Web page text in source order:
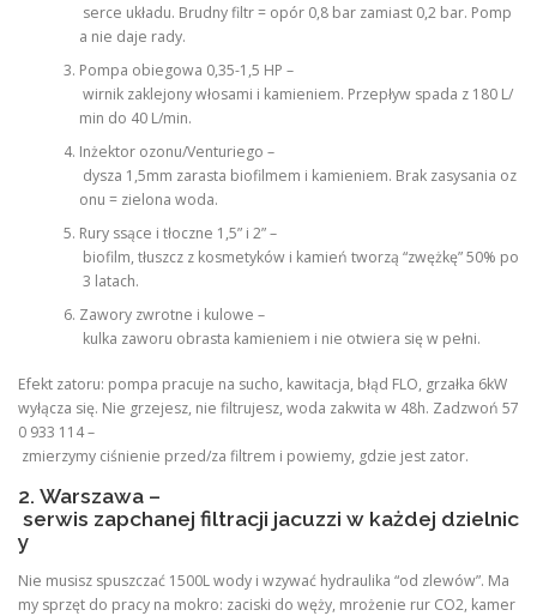
serce układu. Brudny filtr = opór 0,8 bar zamiast 0,2 bar. Pomp
a nie daje rady.
Pompa obiegowa 0,35-1,5 HP –
wirnik zaklejony włosami i kamieniem. Przepływ spada z 180 L/
min do 40 L/min.
Inżektor ozonu/Venturiego –
dysza 1,5mm zarasta biofilmem i kamieniem. Brak zasysania oz
onu = zielona woda.
Rury ssące i tłoczne 1,5” i 2” –
biofilm, tłuszcz z kosmetyków i kamień tworzą “zwężkę” 50% po
3 latach.
Zawory zwrotne i kulowe –
kulka zaworu obrasta kamieniem i nie otwiera się w pełni.
Efekt zatoru: pompa pracuje na sucho, kawitacja, błąd FLO, grzałka 6kW
wyłącza się. Nie grzejesz, nie filtrujesz, woda zakwita w 48h. Zadzwoń 57
0 933 114 –
zmierzymy ciśnienie przed/za filtrem i powiemy, gdzie jest zator.
2. Warszawa –
serwis zapchanej filtracji jacuzzi w każdej dzielnic
y
Nie musisz spuszczać 1500L wody i wzywać hydraulika “od zlewów”. Ma
my sprzęt do pracy na mokro: zaciski do węży, mrożenie rur CO2, kamer